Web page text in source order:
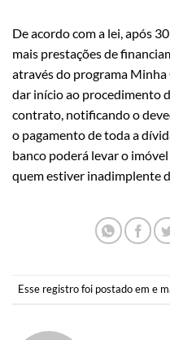
De acordo com a lei, após
mais prestações de
através do programa Minha
dar início ao procedimento
contrato, notificando o
o pagamento de toda a
banco poderá levar o
quem estiver inadimplente
Esse registro foi postado em e